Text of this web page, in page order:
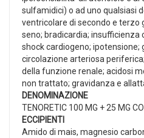
sulfamidici) o ad uno qualsiasi
ventricolare di secondo e terzo
seno; bradicardia; insufficienza
shock cardiogeno; ipotensione;
circolazione arteriosa
della funzione renale; acidosi
non trattato; gravidanza e
DENOMINAZIONE
TENORETIC 100 MG + 25 MG
ECCIPIENTI
Amido di mais, magnesio